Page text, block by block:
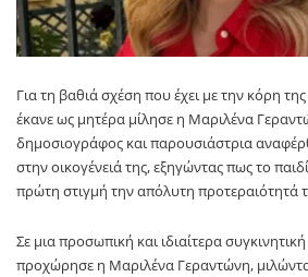
Για τη βαθιά σχέση που έχει με την κόρη της
έκανε ως μητέρα μίλησε η Μαριλένα
δημοσιογράφος και παρουσιάστρια
στην οικογένειά της, εξηγώντας πως το
πρώτη στιγμή την απόλυτη προτεραιότητά
Σε μια προσωπική και ιδιαίτερα
προχώρησε η Μαριλένα Γεραντώνη,